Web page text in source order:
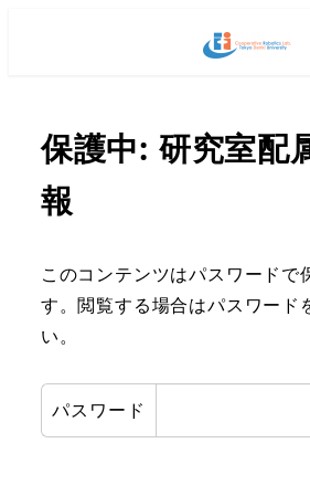
保護中: 研究室配
報
このコンテンツはパスワードで
す。閲覧する場合はパスワード
い。
パスワード